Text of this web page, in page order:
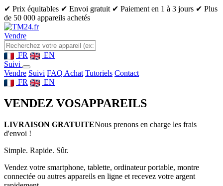
✔ Prix équitables ✔ Envoi gratuit ✔ Paiement en 1 à 3 jours ✔ Plus
de 50 000 appareils achetés
Vendre
FR
EN
Suivi
Vendre Suivi FAQ Achat Tutoriels Contact
FR
EN
VENDEZ VOSAPPAREILS
LIVRAISON GRATUITENous prenons en charge les frais
d'envoi !
Simple. Rapide. Sûr.
Vendez votre smartphone, tablette, ordinateur portable, montre
connectée ou autres appareils en ligne et recevez votre argent